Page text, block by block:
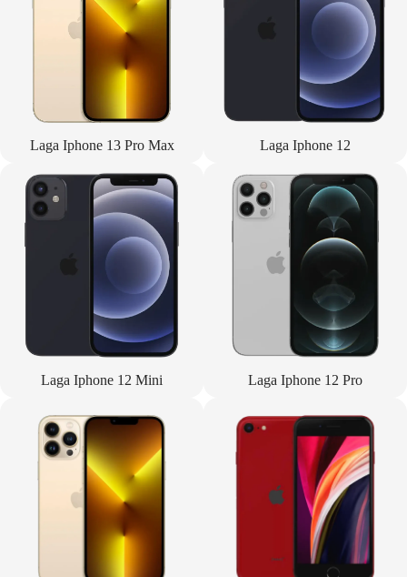
Laga Iphone 13 Pro Max Laga Iphone 12
Laga Iphone 12 Mini Laga Iphone 12 Pro